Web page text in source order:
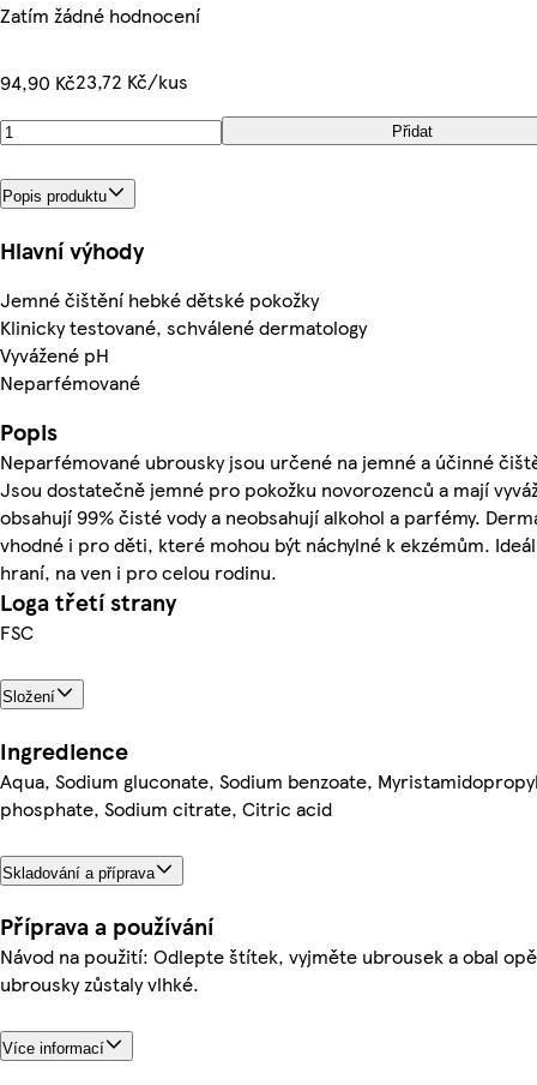
Zatím žádné hodnocení
94,90 Kč23,72 Kč/kus
Přidat
Popis produktu
Hlavní výhody
Jemné čištění hebké dětské pokožky
Klinicky testované, schválené dermatology
Vyvážené pH
Neparfémované
Popis
Neparfémované ubrousky jsou určené na jemné a účinné
Jsou dostatečně jemné pro pokožku novorozenců a mají
obsahují 99% čisté vody a neobsahují alkohol a parfémy.
vhodné i pro děti, které mohou být náchylné k ekzémům.
hraní, na ven i pro celou rodinu.
Loga třetí strany
FSC
Složení
Ingredience
Aqua, Sodium gluconate, Sodium benzoate,
phosphate, Sodium citrate, Citric acid
Skladování a příprava
Příprava a používání
Návod na použití: Odlepte štítek, vyjměte ubrousek a obal
ubrousky zůstaly vlhké.
Více informací